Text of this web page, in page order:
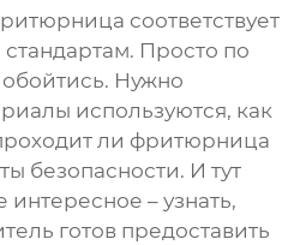
соответствует
Просто по
Нужно
используются, как
ли фритюрница
безопасности. И тут
– узнать,
готов предоставить